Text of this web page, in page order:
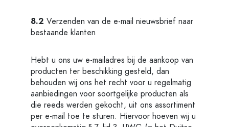
8.2 Verzenden van de e-mail nieuwsbrief naar
bestaande klanten
Hebt u ons uw e-mailadres bij de aankoop van
producten ter beschikking gesteld, dan
behouden wij ons het recht voor u regelmatig
aanbiedingen voor soortgelijke producten als
die reeds werden gekocht, uit ons assortiment
per e-mail toe te sturen. Hiervoor hoeven wij u